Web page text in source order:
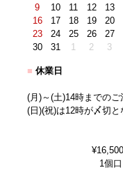
9
10 11 12 13
16
17 18 19 20
23
24 25 26 27
30
31 1 2 3
■ 休業日
(月)～(土)14時までの
(日)(祝)は12時が〆切と
1個